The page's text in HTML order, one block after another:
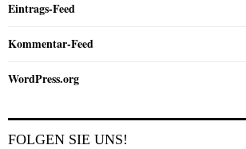
Eintrags-Feed
Kommentar-Feed
WordPress.org
FOLGEN SIE UNS!